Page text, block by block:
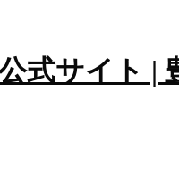
ンティテ
であるおコメを